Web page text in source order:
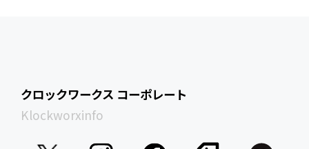
クロックワークス コーポレート
Klockworxinfo